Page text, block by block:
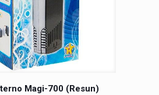
Magi-700 (Resun)